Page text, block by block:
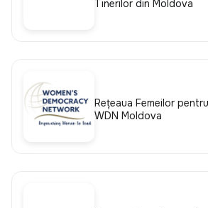
Tinerilor din Moldova
Rețeaua Femeilor
WDN Moldova